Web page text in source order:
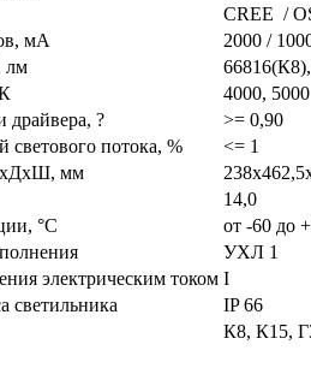
CREE /
мА
2000 /
лм
4000, 5000
?
>= 0,90
светового потока, %
<= 1
мм
14,0
°С
от -60 до
УХЛ 1
электрическим током I
светильника
IP 66
К8, К15,